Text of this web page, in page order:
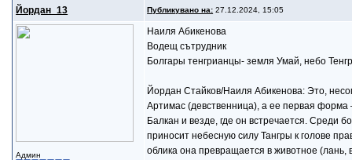
Йордан_13 Публикувано на: 27.12.2024, 15:05
Админ
Наиля Абикенова
Водещ сътрудник
Болгары тенгрианцы- земля Умай, небо
Йордан Стайков/Наиля Абикенова: Это,
Артимас (девственница), а ее первая
Балкан и везде, где он встречается. Среди
приносит небесную силу Тангры к голове
облика она превращается в животное (лань,